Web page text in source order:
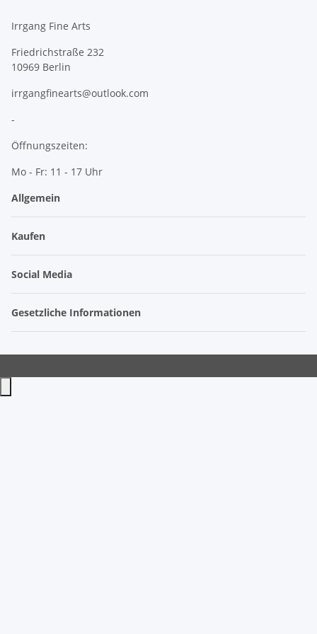
Irrgang Fine Arts
Friedrichstraße 232
10969 Berlin
irrgangfinearts@outlook.com
-
Öffnungszeiten:
Mo - Fr: 11 - 17 Uhr
Allgemein
Kaufen
Social Media
Gesetzliche Informationen